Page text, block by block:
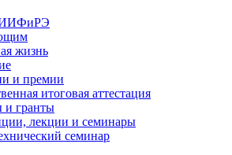
ИИФиРЭ
жизнь
и премии
итоговая аттестация
и гранты
лекции и семинары
семинар